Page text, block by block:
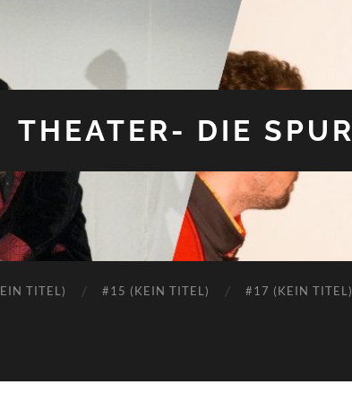
THEATER- DIE SPUR
TITEL) #15 (KEIN TITEL) #17 (KEIN TITEL)